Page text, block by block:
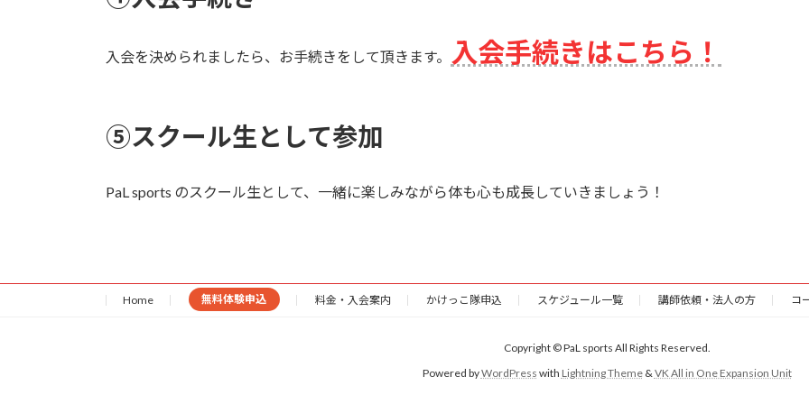
入会を決められましたら、お手続きをして頂きます。 入会手続きはこちら！
⑤スクール生として参加
PaL sports のスクール生として、一緒に楽しみながら体も心も成長していきましょう！
Home 無料体験申込 料金・入会案内 かけっこ隊申込 スケジュール一覧 講師依頼・法人の方 コ
Copyright © PaL sports All Rights Reserved.
Powered byWordPress with Lightning Theme& VK All in One Expansion Unit